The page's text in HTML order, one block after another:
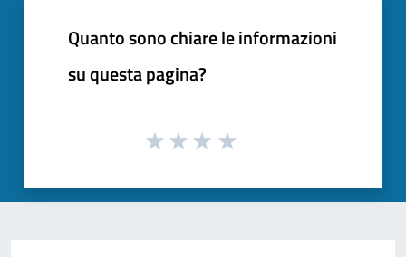
Quanto sono chiare le informazioni
su questa pagina?